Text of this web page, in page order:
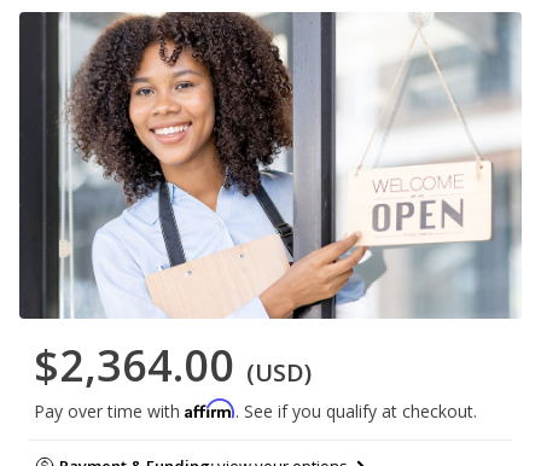
$2,364.00 (USD)
Pay over time with Affirm. See if you qualify at checkout.